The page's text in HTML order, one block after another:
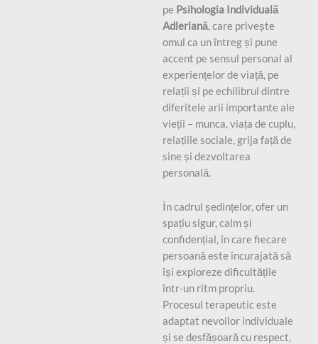
pe Psihologia Individuală
Adleriană, care privește
omul ca un întreg și pune
accent pe sensul personal al
experiențelor de viață, pe
relații și pe echilibrul dintre
diferitele arii importante ale
vieții – munca, viața de cuplu,
relațiile sociale, grija față de
sine și dezvoltarea
personală.
În cadrul ședințelor, ofer un
spațiu sigur, calm și
confidențial, în care fiecare
persoană este încurajată să
își exploreze dificultățile
într-un ritm propriu.
Procesul terapeutic este
adaptat nevoilor individuale
și se desfășoară cu respect,